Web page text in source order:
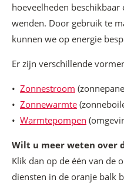
hoeveelheden
wenden. Door gebruik te
kunnen we op energie
Er zijn verschillende
• Zonnestroom
• Zonnewarmte
• Warmtepompen
Wilt u meer weten over
Klik dan op de één van de
diensten in de oranje balk